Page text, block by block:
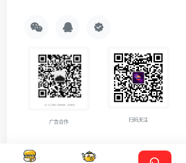
广告合作 扫码关注
Copyright © 2026沪ICP备2021007899号-5